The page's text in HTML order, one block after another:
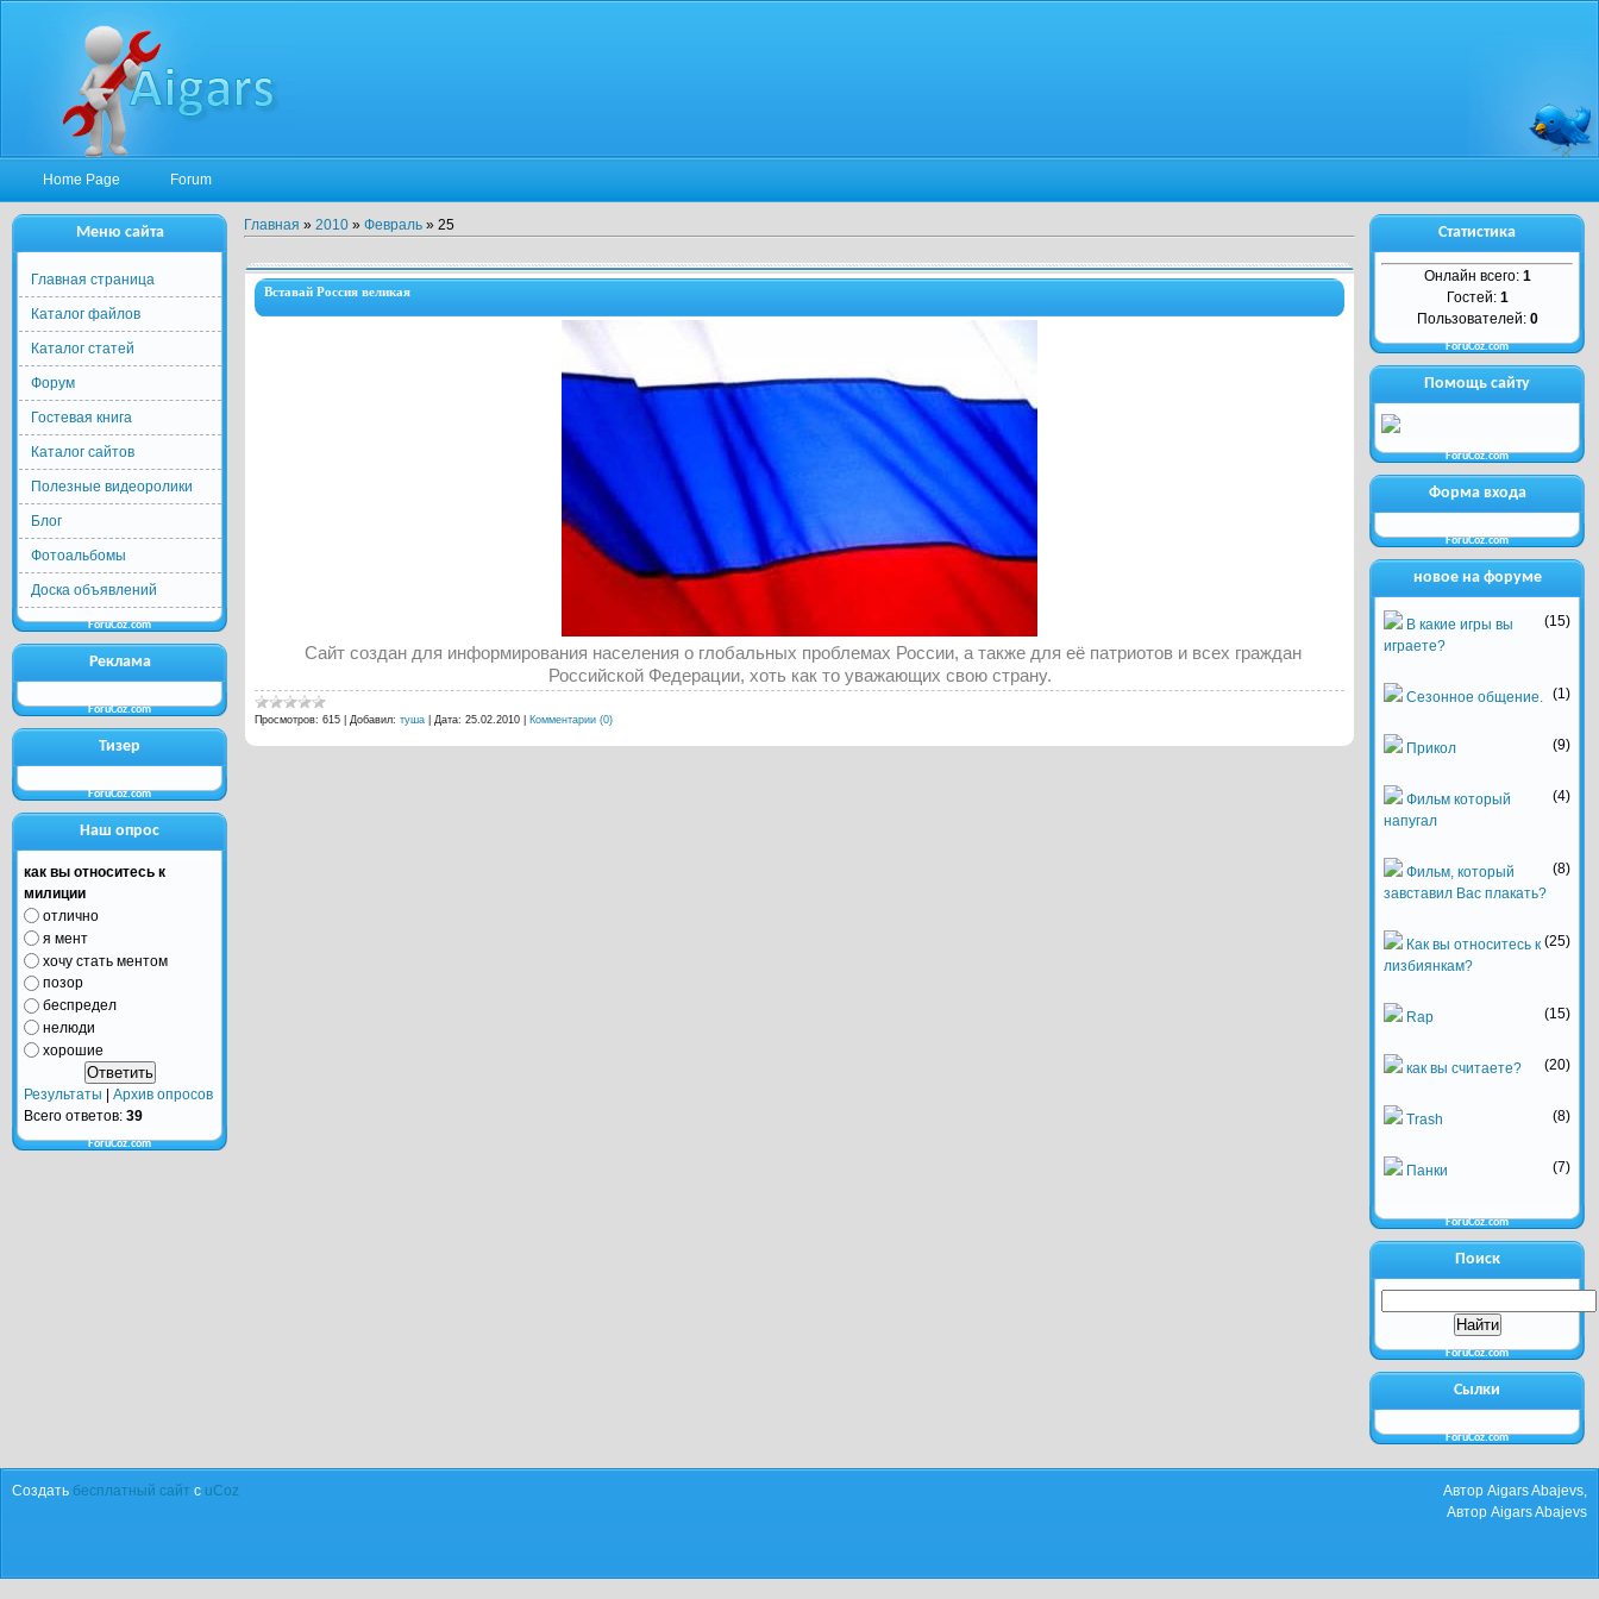
Home Page Forum
Главная » 2010 » Февраль » 25
Вставай Россия великая
Сайт создан для информирования населения о глобальных проблемах России, а также для её патриотов и всех граждан
Российской Федерации, хоть как то уважающих свою страну.
Просмотров: 615 Добавил: туша Дата: 25.02.2010 Комментарии (0)
Меню сайта
Главная страница
Каталог файлов
Каталог статей
Форум
Гостевая книга
Каталог сайтов
Полезные видеоролики
Блог
Фотоальбомы
Доска объявлений
ForuCoz.com
Реклама
ForuCoz.com
Тизер
ForuCoz.com
Наш опрос
как вы относитесь к
милиции
отлично
я мент
хочу стать ментом
позор
беспредел
нелюди
хорошие
Результаты
Архив опросов
Всего ответов: 39
ForuCoz.com
Статистика
Онлайн всего: 1
Гостей: 1
Пользователей: 0
ForuCoz.com
Помощь сайту
ForuCoz.com
Форма входа
ForuCoz.com
новое на форуме
В какие игры вы
играете?
(15)
Сезонное общение. (1)
Прикол (9)
Фильм который
напугал
(4)
Фильм, который
завставил Вас плакать?
(8)
Как вы относитесь к
лизбиянкам?
(25)
Rap (15)
как вы считаете? (20)
Trash (8)
Панки (7)
ForuCoz.com
Поиск
ForuCoz.com
Сылки
ForuCoz.com
Создать бесплатный сайт с uCoz
Автор Aigars Abajevs,
Автор Aigars Abajevs